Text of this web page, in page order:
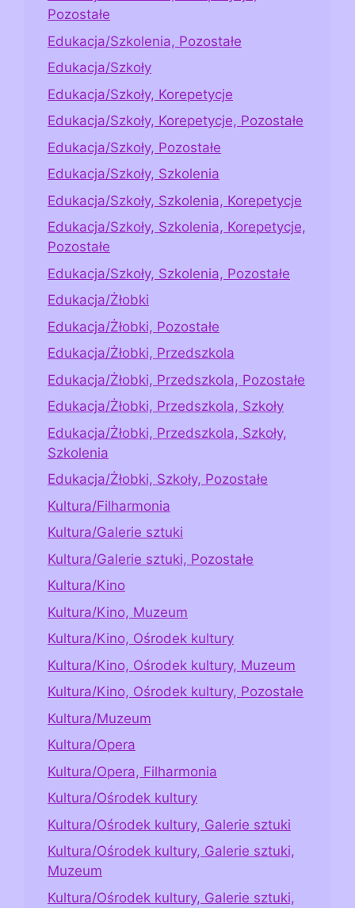
Pozostałe
Edukacja/Szkolenia, Pozostałe
Edukacja/Szkoły
Edukacja/Szkoły, Korepetycje
Edukacja/Szkoły, Korepetycje, Pozostałe
Edukacja/Szkoły, Pozostałe
Edukacja/Szkoły, Szkolenia
Edukacja/Szkoły, Szkolenia, Korepetycje
Edukacja/Szkoły, Szkolenia, Korepetycje,
Pozostałe
Edukacja/Szkoły, Szkolenia, Pozostałe
Edukacja/Żłobki
Edukacja/Żłobki, Pozostałe
Edukacja/Żłobki, Przedszkola
Edukacja/Żłobki, Przedszkola, Pozostałe
Edukacja/Żłobki, Przedszkola, Szkoły
Edukacja/Żłobki, Przedszkola, Szkoły,
Szkolenia
Edukacja/Żłobki, Szkoły, Pozostałe
Kultura/Filharmonia
Kultura/Galerie sztuki
Kultura/Galerie sztuki, Pozostałe
Kultura/Kino
Kultura/Kino, Muzeum
Kultura/Kino, Ośrodek kultury
Kultura/Kino, Ośrodek kultury, Muzeum
Kultura/Kino, Ośrodek kultury, Pozostałe
Kultura/Muzeum
Kultura/Opera
Kultura/Opera, Filharmonia
Kultura/Ośrodek kultury
Kultura/Ośrodek kultury, Galerie sztuki
Kultura/Ośrodek kultury, Galerie sztuki,
Muzeum
Kultura/Ośrodek kultury, Galerie sztuki,